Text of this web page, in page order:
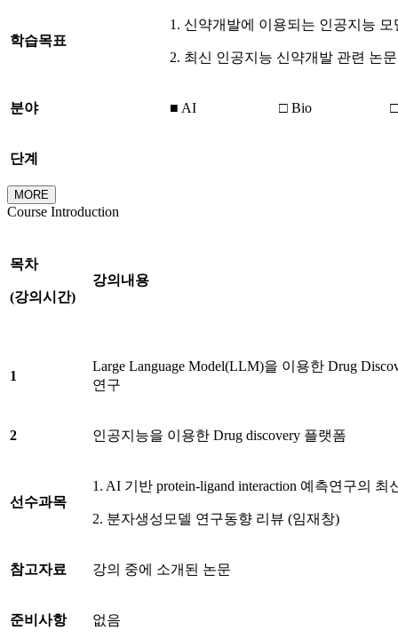
학습목표
1. 신약개발에 이용되는 인공지능
2. 최신 인공지능 신약개발 관련 논
분야 ■ AI □ Bio
단계
MORE
Course Introduction
목차
(강의시간)
강의내용
1
Large Language Model(LLM)을 이용한 Drug
연구
2 인공지능을 이용한 Drug discovery 플랫폼
선수과목
1. AI 기반 protein-ligand interaction 예측연구의 최
2. 분자생성모델 연구동향 리뷰 (임재창)
참고자료 강의 중에 소개된 논문
준비사항 없음